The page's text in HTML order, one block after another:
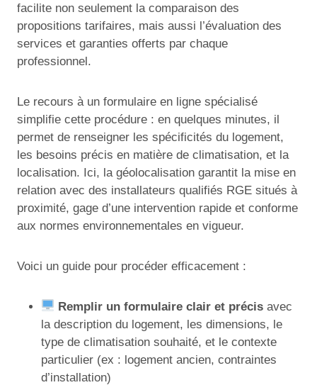
facilite non seulement la comparaison des
propositions tarifaires, mais aussi l’évaluation des
services et garanties offerts par chaque
professionnel.
Le recours à un formulaire en ligne spécialisé
simplifie cette procédure : en quelques minutes, il
permet de renseigner les spécificités du logement,
les besoins précis en matière de climatisation, et la
localisation. Ici, la géolocalisation garantit la mise en
relation avec des installateurs qualifiés RGE situés à
proximité, gage d’une intervention rapide et conforme
aux normes environnementales en vigueur.
Voici un guide pour procéder efficacement :
Remplir un formulaire clair et précis avec
la description du logement, les dimensions, le
type de climatisation souhaité, et le contexte
particulier (ex : logement ancien, contraintes
d’installation)